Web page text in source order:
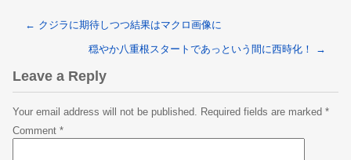
← クジラに期待しつつ結果はマクロ画像に
穏やか八重根スタートであっという間に西時化！ →
Leave a Reply
Your email address will not be published. Required fields are marked *
Comment *